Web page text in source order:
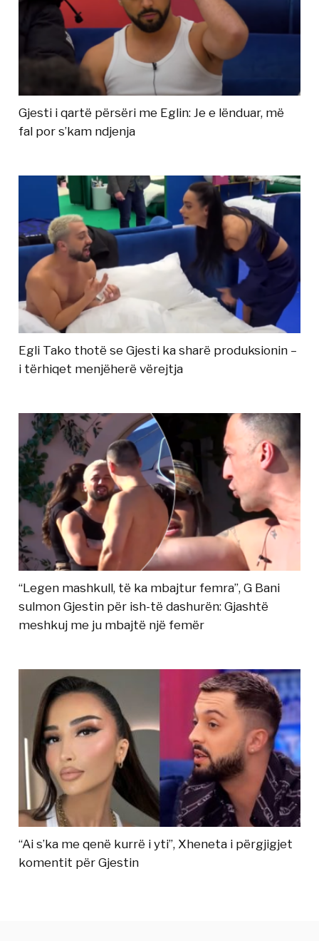
Gjesti i qartë përsëri me Eglin: Je e lënduar, më
fal por s’kam ndjenja
Egli Tako thotë se Gjesti ka sharë produksionin –
i tërhiqet menjëherë vërejtja
“Legen mashkull, të ka mbajtur femra”, G Bani
sulmon Gjestin për ish-të dashurën: Gjashtë
meshkuj me ju mbajtë një femër
“Ai s’ka me qenë kurrë i yti”, Xheneta i përgjigjet
komentit për Gjestin